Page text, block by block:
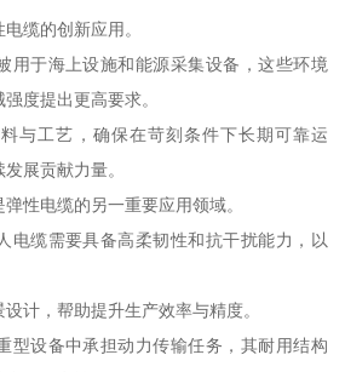
缆的创新应用。
用于海上设施和能源采集设备，这些环境
度提出更高要求。
与工艺，确保在苛刻条件下长期可靠运
展贡献力量。
性电缆的另一重要应用领域。
电缆需要具备高柔韧性和抗干扰能力，以
计，帮助提升生产效率与精度。
型设备中承担动力传输任务，其耐用结构